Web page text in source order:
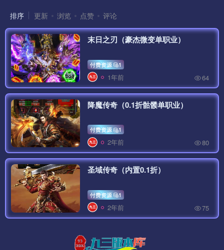
排序 更新 浏览 点赞 评论
末日之刃（豪杰微变单职业）
付费资源 1
1年前 64
降魔传奇（0.1折骷髅单职业）
付费资源 1
2年前 80
圣域传奇（内置0.1折）
付费资源 1
2年前 75